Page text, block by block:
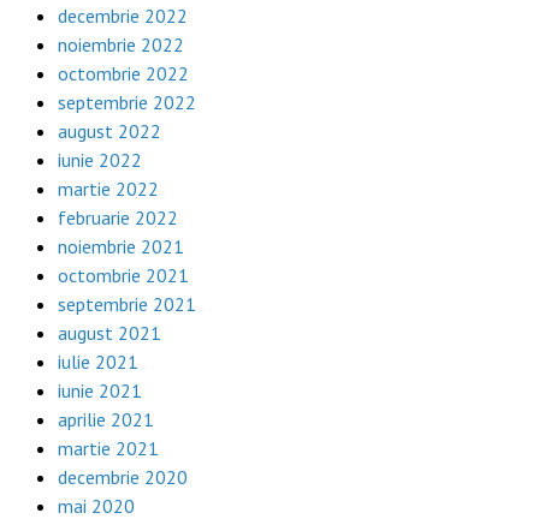
decembrie 2022
noiembrie 2022
octombrie 2022
septembrie 2022
august 2022
iunie 2022
martie 2022
februarie 2022
noiembrie 2021
octombrie 2021
septembrie 2021
august 2021
iulie 2021
iunie 2021
aprilie 2021
martie 2021
decembrie 2020
mai 2020